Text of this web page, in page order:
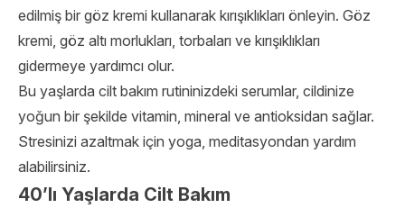
edilmiş bir göz kremi kullanarak kırışıklıkları önleyin. Göz
kremi, göz altı morlukları, torbaları ve kırışıklıkları
gidermeye yardımcı olur.
Bu yaşlarda cilt bakım rutininizdeki serumlar, cildinize
yoğun bir şekilde vitamin, mineral ve antioksidan sağlar.
Stresinizi azaltmak için yoga, meditasyondan yardım
alabilirsiniz.
40’lı Yaşlarda Cilt Bakım